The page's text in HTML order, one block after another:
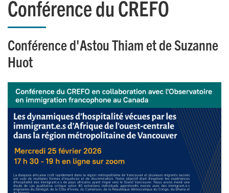
Conférence du CREFO
Conférence d'Astou Thiam et de Suzanne
Huot